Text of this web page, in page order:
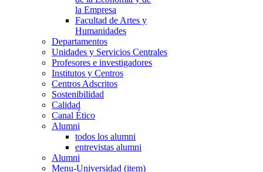
la Empresa
Facultad de Artes y
Humanidades
Departamentos
Unidades y Servicios Centrales
Profesores e investigadores
Institutos y Centros
Centros Adscritos
Sostenibilidad
Calidad
Canal Ético
Alumni
todos los alumni
entrevistas alumni
Alumni
Menu-Universidad (item)